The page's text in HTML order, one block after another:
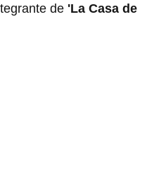
de 'La Casa de